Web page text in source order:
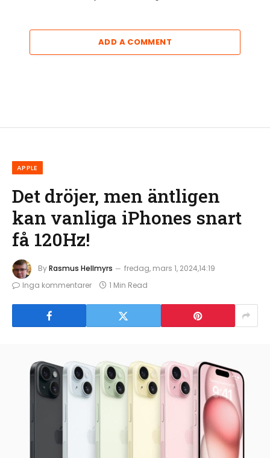
ADD A COMMENT
APPLE
Det dröjer, men äntligen
kan vanliga iPhones snart
få 120Hz!
ByRasmus Hellmyrs
fredag, mars 1, 2024,14:19
Inga kommentarer
1 Min Read